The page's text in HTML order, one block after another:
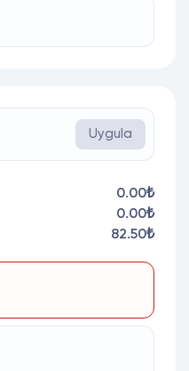
Uygula
0.00₺
0.00₺
82.50₺